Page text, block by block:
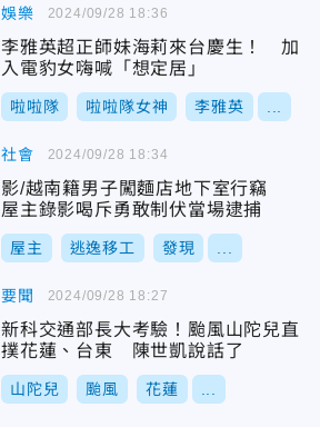
娛樂
李雅英超正師妹海莉來台慶生！ 加
入電豹女嗨喊「想定居」
啦啦隊 啦啦隊女神 李雅英
2024/09/28 18:36
社會
影/越南籍男子闖麵店地下室行竊
屋主錄影喝斥勇敢制伏當場逮捕
屋主 逃逸移工 發現
2024/09/28 18:34
要聞
新科交通部長大考驗！颱風山陀兒直
撲花蓮、台東 陳世凱說話了
山陀兒 颱風 花蓮
2024/09/28 18:27